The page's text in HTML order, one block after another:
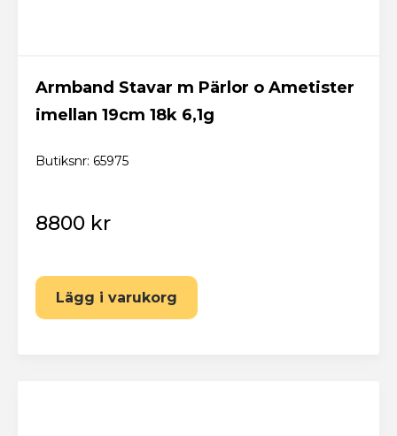
Armband Stavar m Pärlor o Ametister
imellan 19cm 18k 6,1g
Butiksnr: 65975
8800 kr
Lägg i varukorg